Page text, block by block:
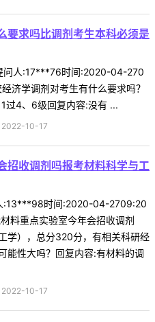
要求吗比调剂考生本科必须是
问人:17***76时间:2020-04-270
济学调剂对考生有什么要求吗？
过4、6级回复内容:没有 ...
2022-10-17
招收调剂吗报考材料科学与工
:13***98时间:2020-04-2709:20
料重点实验室今年会招收调剂
学），总分320分，有相关科研经
能性大吗？回复内容:有材料的调
2022-10-17